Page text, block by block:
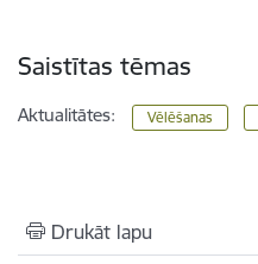
Saistītas tēmas
Aktualitātes: Vēlēšanas
Drukāt lapu